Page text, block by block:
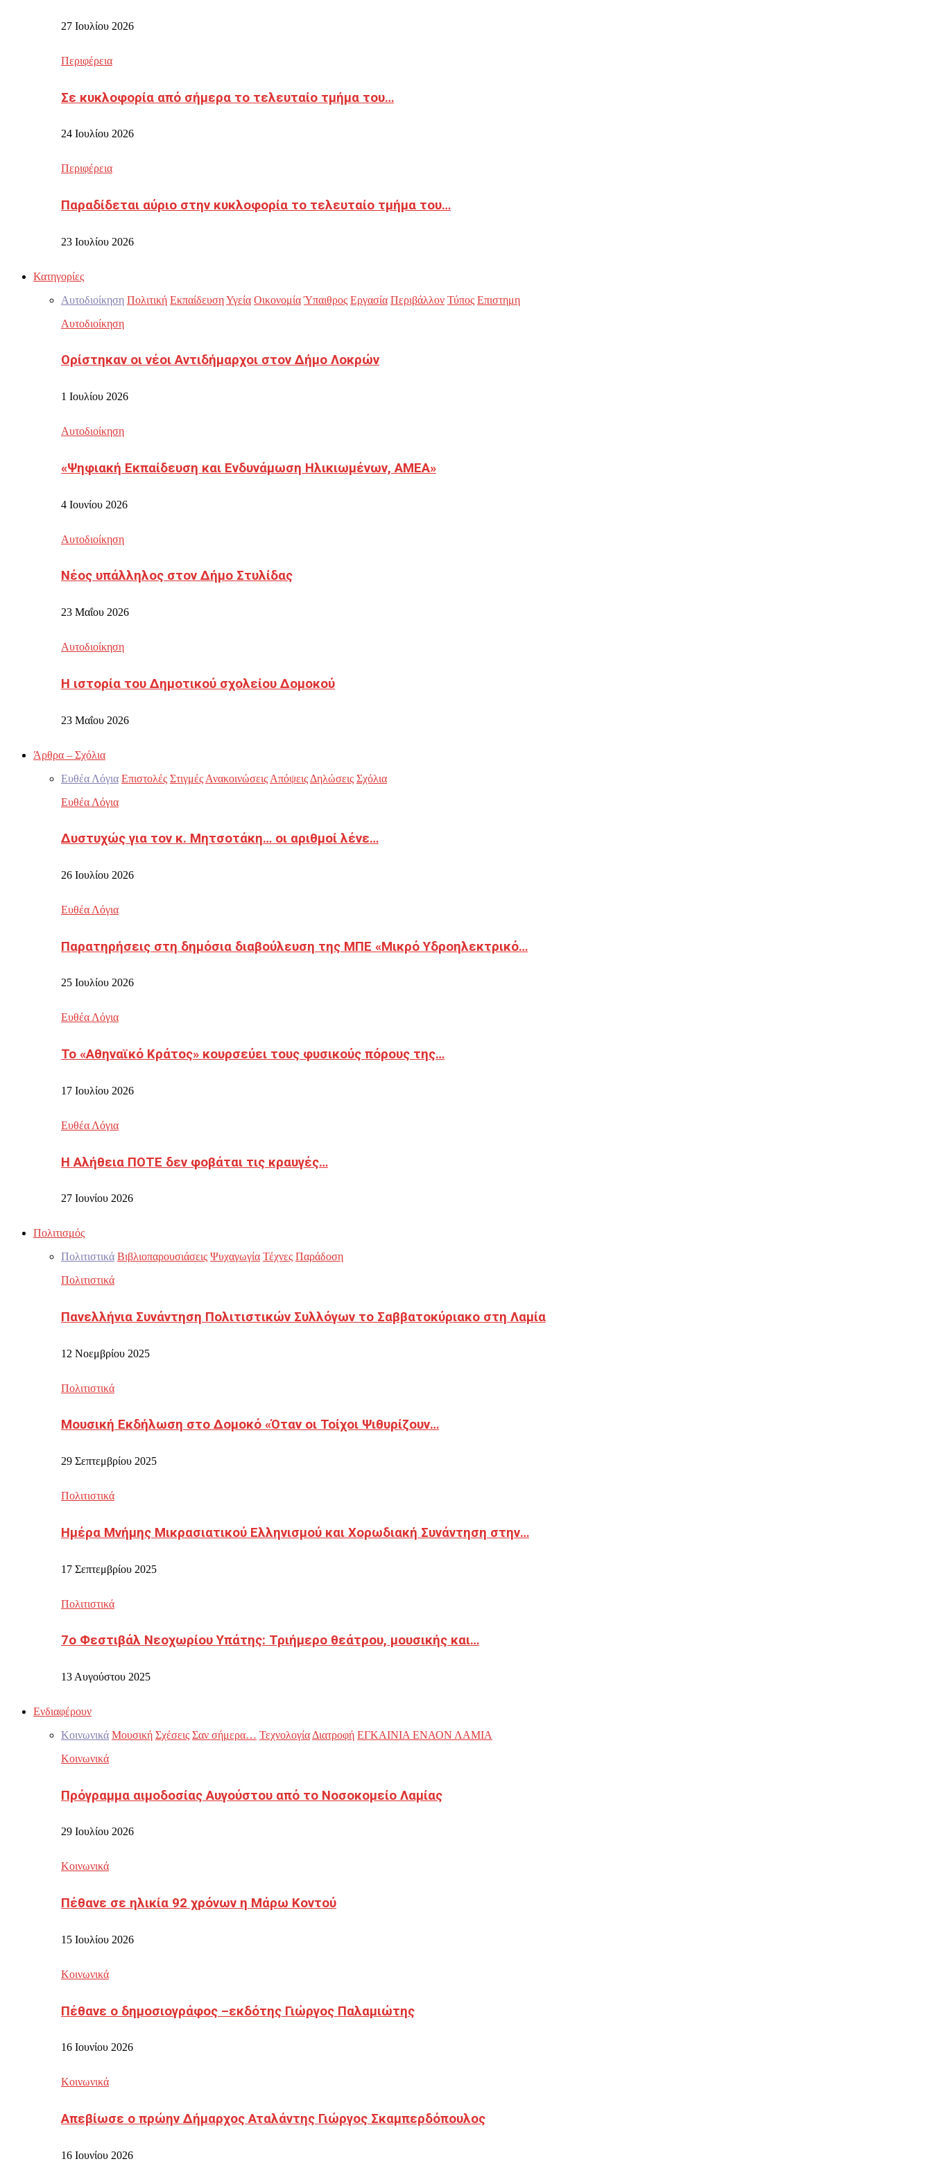
27 Ιουλίου 2026
Περιφέρεια
Σε κυκλοφορία από σήμερα το τελευταίο τμήμα του…
24 Ιουλίου 2026
Περιφέρεια
Παραδίδεται αύριο στην κυκλοφορία το τελευταίο τμήμα του…
23 Ιουλίου 2026
Κατηγορίες
Αυτοδιοίκηση Πολιτική ΕκπαίδευσηΥγεία Οικονομία Ύπαιθρος Εργασία Περιβάλλον Τύπος Επιστημη
Αυτοδιοίκηση
Ορίστηκαν οι νέοι Αντιδήμαρχοι στον Δήμο Λοκρών
1 Ιουλίου 2026
Αυτοδιοίκηση
«Ψηφιακή Εκπαίδευση και Ενδυνάμωση Ηλικιωμένων, ΑΜΕΑ»
4 Ιουνίου 2026
Αυτοδιοίκηση
Νέος υπάλληλος στον Δήμο Στυλίδας
23 Μαΐου 2026
Αυτοδιοίκηση
Η ιστορία του Δημοτικού σχολείου Δομοκού
23 Μαΐου 2026
Άρθρα – Σχόλια
Ευθέα Λόγια Επιστολές Στιγμές Ανακοινώσεις Απόψεις Δηλώσεις Σχόλια
Ευθέα Λόγια
Δυστυχώς για τον κ. Μητσοτάκη… οι αριθμοί λένε…
26 Ιουλίου 2026
Ευθέα Λόγια
Παρατηρήσεις στη δημόσια διαβούλευση της ΜΠΕ «Μικρό Υδροηλεκτρικό…
25 Ιουλίου 2026
Ευθέα Λόγια
Το «Αθηναϊκό Κράτος» κουρσεύει τους φυσικούς πόρους της…
17 Ιουλίου 2026
Ευθέα Λόγια
Η Αλήθεια ΠΟΤΕ δεν φοβάται τις κραυγές…
27 Ιουνίου 2026
Πολιτισμός
Πολιτιστικά Βιβλιοπαρουσιάσεις Ψυχαγωγία Τέχνες Παράδοση
Πολιτιστικά
Πανελλήνια Συνάντηση Πολιτιστικών Συλλόγων το Σαββατοκύριακο στη Λαμία
12 Νοεμβρίου 2025
Πολιτιστικά
Μουσική Εκδήλωση στο Δομοκό «Όταν οι Τοίχοι Ψιθυρίζουν…
29 Σεπτεμβρίου 2025
Πολιτιστικά
Ημέρα Μνήμης Μικρασιατικού Ελληνισμού και Χορωδιακή Συνάντηση στην…
17 Σεπτεμβρίου 2025
Πολιτιστικά
7ο Φεστιβάλ Νεοχωρίου Υπάτης: Τριήμερο θεάτρου, μουσικής και…
13 Αυγούστου 2025
Ενδιαφέρουν
Κοινωνικά Μουσική Σχέσεις Σαν σήμερα… Τεχνολογία Διατροφή ΕΓΚΑΙΝΙΑ ΕΝΑΟΝ ΛΑΜΙΑ
Κοινωνικά
Πρόγραμμα αιμοδοσίας Αυγούστου από το Νοσοκομείο Λαμίας
29 Ιουλίου 2026
Κοινωνικά
Πέθανε σε ηλικία 92 χρόνων η Μάρω Κοντού
15 Ιουλίου 2026
Κοινωνικά
Πέθανε ο δημοσιογράφος –εκδότης Γιώργος Παλαμιώτης
16 Ιουνίου 2026
Κοινωνικά
Απεβίωσε ο πρώην Δήμαρχος Αταλάντης Γιώργος Σκαμπερδόπουλος
16 Ιουνίου 2026